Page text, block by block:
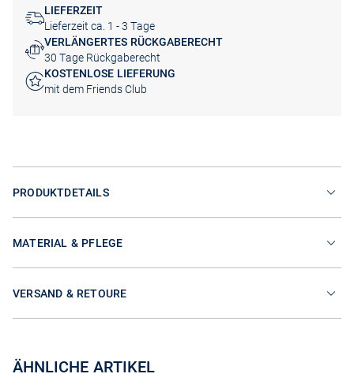
LIEFERZEIT
Lieferzeit ca. 1 - 3 Tage
VERLÄNGERTES RÜCKGABERECHT
30 Tage Rückgaberecht
KOSTENLOSE LIEFERUNG
mit dem Friends Club
PRODUKTDETAILS
MATERIAL & PFLEGE
VERSAND & RETOURE
ÄHNLICHE ARTIKEL